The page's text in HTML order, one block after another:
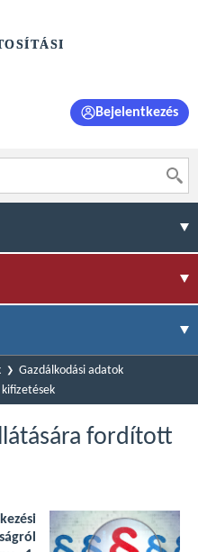
Bejelentkezés
Gazdálkodási adatok
fordított